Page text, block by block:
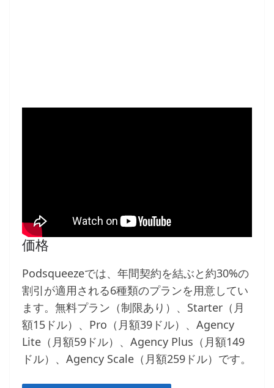
価格
Podsqueezeでは、年間契約を結ぶと約30%の
割引が適用される6種類のプランを用意してい
ます。無料プラン（制限あり）、Starter（月
額15ドル）、Pro（月額39ドル）、Agency
Lite（月額59ドル）、Agency Plus（月額149
ドル）、Agency Scale（月額259ドル）です。